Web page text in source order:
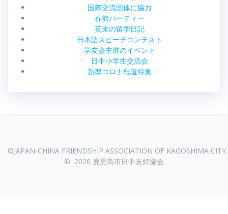
国際交流団体に協力
春節パーティー
英未の留学日記
日本語スピーチコンテスト
学友会主催のイベント
日中小学生交流会
新型コロナ報道特集
© 2026 鹿児島市日中友好協会